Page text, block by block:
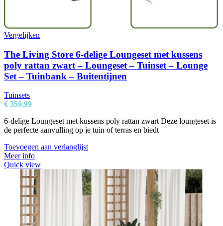
Vergelijken
The Living Store 6-delige Loungeset met kussens
poly rattan zwart – Loungeset – Tuinset – Lounge
Set – Tuinbank – Buitentijnen
Tuinsets
€ 359,99
6-delige Loungeset met kussens poly rattan zwart Deze loungeset is
de perfecte aanvulling op je tuin of terras en biedt
Toevoegen aan verlanglijst
Meer info
Quick view